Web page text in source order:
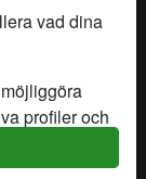
vad dina
profiler och
Fysiska
Riktiga